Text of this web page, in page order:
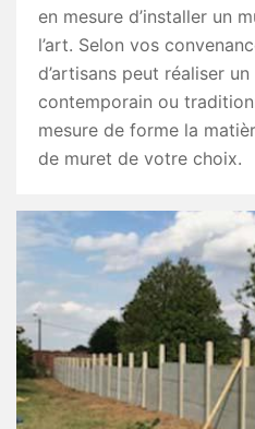
en mesure d’installer un
l’art. Selon vos
d’artisans peut réaliser
contemporain ou
mesure de forme la
de muret de votre choix.